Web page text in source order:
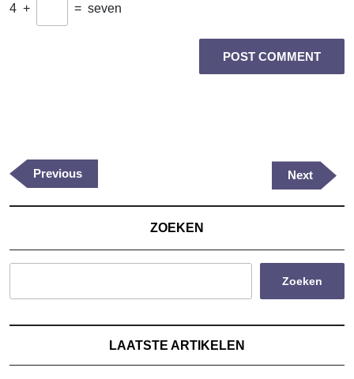
4 + = seven
Previous
Post
Previous
Next
Post
Next
ZOEKEN
Zoeken
LAATSTE ARTIKELEN